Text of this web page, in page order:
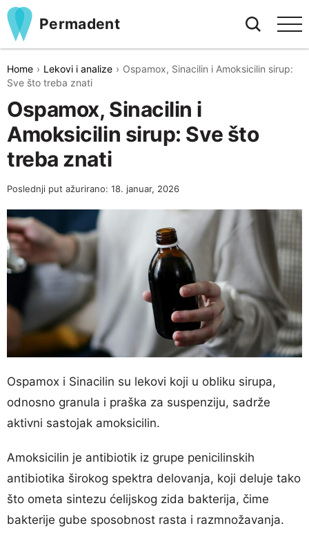
Permadent
Home Lekovi i analize
Ospamox, Sinacilin i Amoksicilin sirup:
Sve što treba znati
Ospamox, Sinacilin i
Amoksicilin sirup: Sve što
treba znati
Poslednji put ažurirano: 18. januar, 2026
Ospamox i Sinacilin su lekovi koji u obliku sirupa,
odnosno granula i praška za suspenziju, sadrže
aktivni sastojak amoksicilin.
Amoksicilin je antibiotik iz grupe penicilinskih
antibiotika širokog spektra delovanja, koji deluje tako
što ometa sintezu ćelijskog zida bakterija, čime
bakterije gube sposobnost rasta i razmnožavanja.